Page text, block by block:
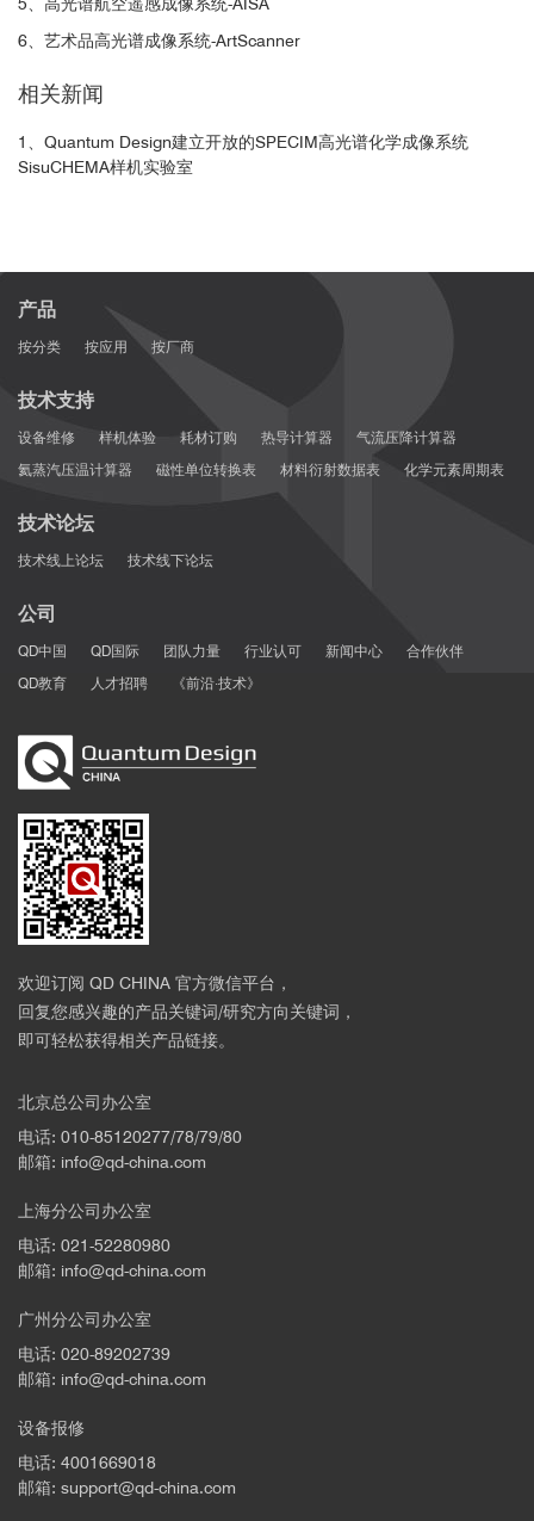
6、艺术品高光谱成像系统-ArtScanner
相关新闻
1、Quantum Design建立开放的SPECIM高光谱化学成像系统
SisuCHEMA样机实验室
产品
按分类 按应用 按厂商
技术支持
设备维修 样机体验 耗材订购 热导计算器
气流压降计算器
氦蒸汽压温计算器
磁性单位转换表 材料衍射数据表 化学元素周期表
技术论坛
技术线上论坛 技术线下论坛
公司
QD中国 QD国际 团队力量 行业认可 新闻中心
合作伙伴
QD教育
人才招聘 《前沿·技术》
欢迎订阅 QD CHINA 官方微信平台，
回复您感兴趣的产品关键词/研究方向关键词，
即可轻松获得相关产品链接。
北京总公司办公室
电话: 010-85120277/78/79/80
邮箱: info@qd-china.com
上海分公司办公室
电话: 021-52280980
邮箱: info@qd-china.com
广州分公司办公室
电话: 020-89202739
邮箱: info@qd-china.com
设备报修
电话: 4001669018
邮箱: support@qd-china.com